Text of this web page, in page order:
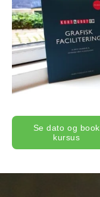
Se dato og book
kursus